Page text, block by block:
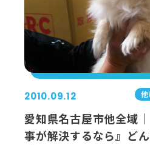
2010.09.12
愛知県名古屋市他全域
事が解決するなら』ど